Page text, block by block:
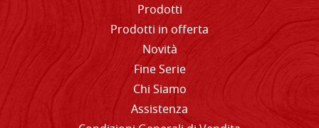
Prodotti
Prodotti in offerta
Novità
Fine Serie
Chi Siamo
Assistenza